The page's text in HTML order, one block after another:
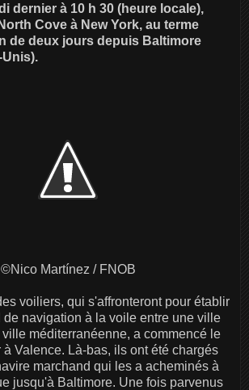
dernier à 10 h 30 (heure locale),
Cove à New York, au terme
de deux jours depuis Baltimore
©Nico Martínez / FNOB
voiliers, qui s'affronteront pour établir
de navigation à la voile entre une ville
méditerranéenne, a commencé le
à Valence. Là-bas, ils ont été chargés
marchand qui les a acheminés à
jusqu'à Baltimore. Une fois parvenus